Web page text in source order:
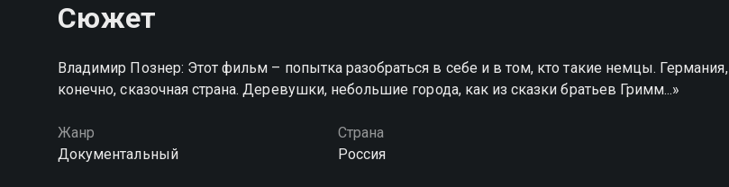
Сюжет
Владимир Познер: Этот фильм – попытка разобраться в себе и в том, кто такие немцы. Германия,
конечно, сказочная страна. Деревушки, небольшие города, как из сказки братьев Гримм...»
Жанр
Документальный
Страна
Россия